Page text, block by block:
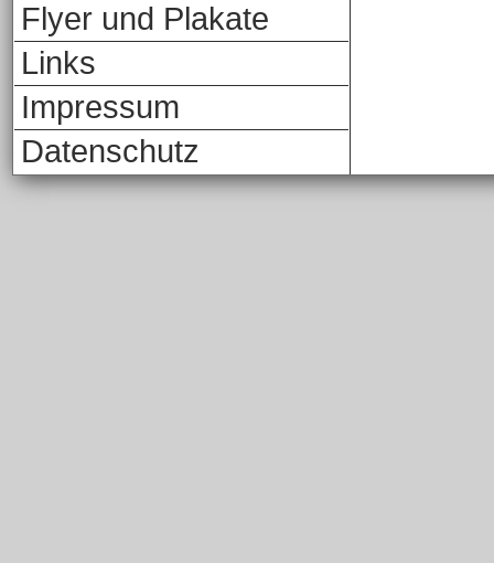
Flyer und Plakate
Links
Impressum
Datenschutz